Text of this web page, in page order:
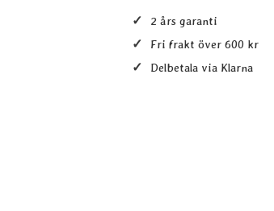
✓ 2 års garanti
✓ Fri frakt över 600 kr
✓ Delbetala via Klarna